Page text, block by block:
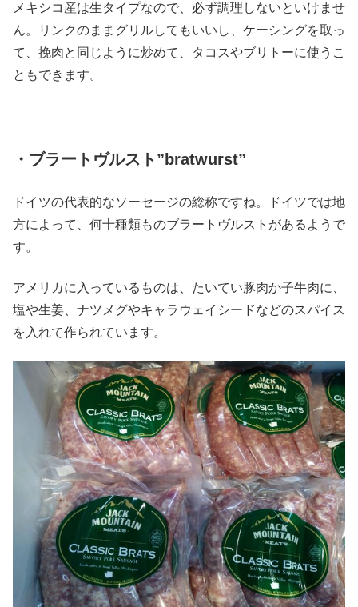
メキシコ産は生タイプなので、必ず調理しないといけませ
ん。リンクのままグリルしてもいいし、ケーシングを取っ
て、挽肉と同じように炒めて、タコスやブリトーに使うこ
ともできます。
・ブラートヴルスト”bratwurst”
ドイツの代表的なソーセージの総称ですね。ドイツでは地
方によって、何十種類ものブラートヴルストがあるようで
す。
アメリカに入っているものは、たいてい豚肉か子牛肉に、
塩や生姜、ナツメグやキャラウェイシードなどのスパイス
を入れて作られています。